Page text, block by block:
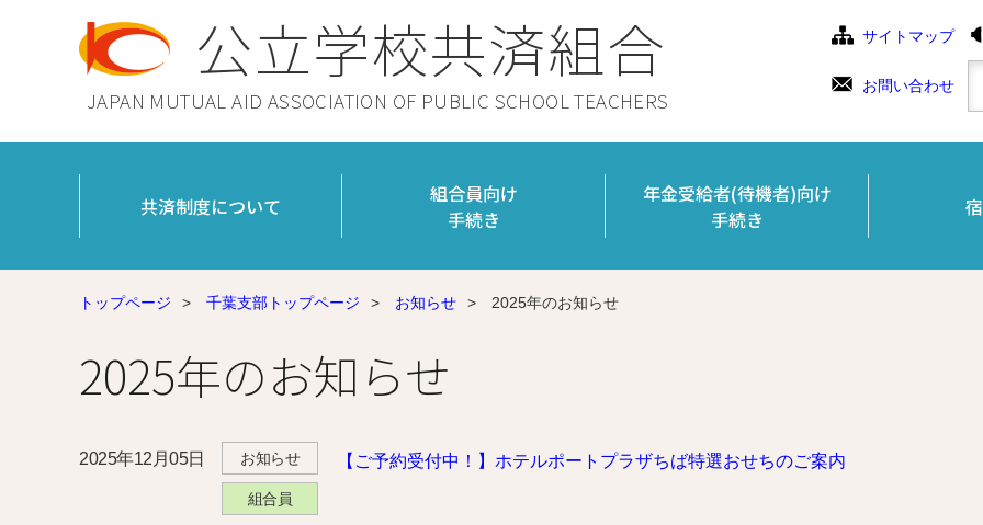
公立学校共済組合
JAPAN MUTUAL AID ASSOCIATION OF PUBLIC SCHOOL TEACHERS
サイトマップ
お問い合わせ
共済制度について
組合員向け
手続き
年金受給者(待機者)向け
手続き
トップページ > 千葉支部トップページ > お知らせ > 2025年のお知らせ
2025年のお知らせ
2025年12月05日 お知らせ
組合員
【ご予約受付中！】ホテルポートプラザちば特選おせちのご案内